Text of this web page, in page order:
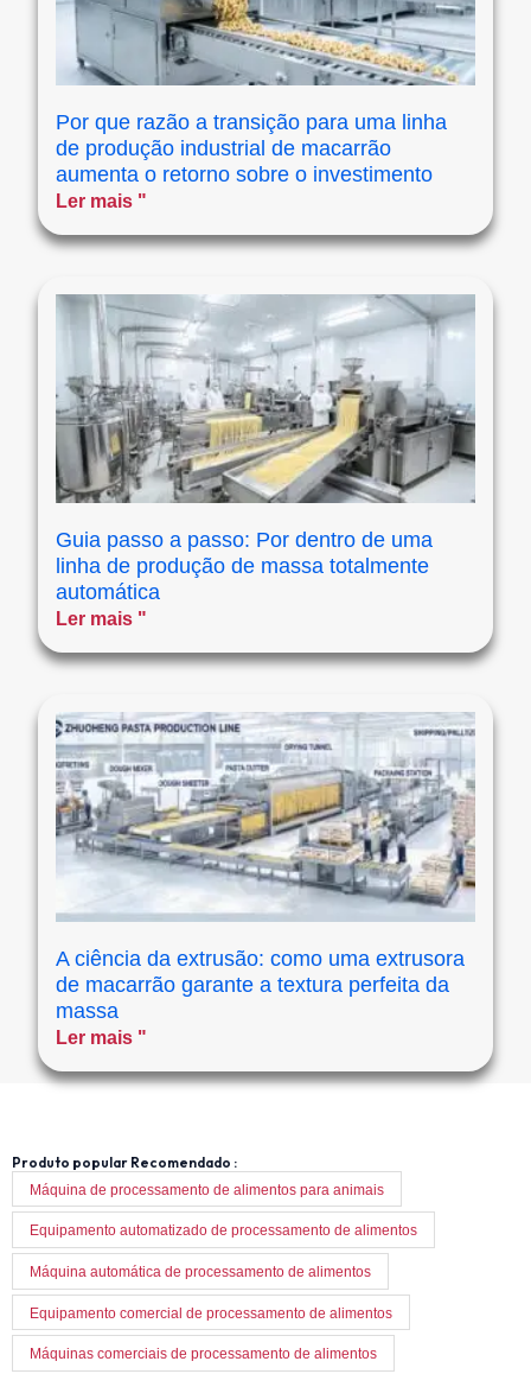
Por que razão a transição para uma linha
de produção industrial de macarrão
aumenta o retorno sobre o investimento
Ler mais "
Guia passo a passo: Por dentro de uma
linha de produção de massa totalmente
automática
Ler mais "
A ciência da extrusão: como uma extrusora
de macarrão garante a textura perfeita da
massa
Ler mais "
Produto popular Recomendado :
Máquina de processamento de alimentos para animais
Equipamento automatizado de processamento de alimentos
Máquina automática de processamento de alimentos
Equipamento comercial de processamento de alimentos
Máquinas comerciais de processamento de alimentos